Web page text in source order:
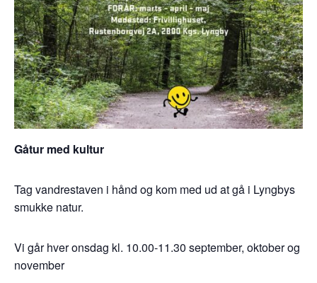
Gåtur med kultur
Tag vandrestaven i hånd og kom med ud at gå i Lyngbys
smukke natur.
Vi går hver onsdag kl. 10.00-11.30 september, oktober og
november